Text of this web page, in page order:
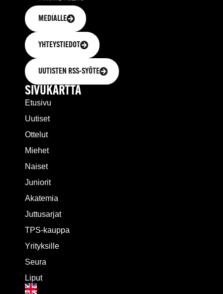
MEDIALLE
YHTEYSTIEDOT
UUTISTEN RSS-SYÖTE
SIVUKARTTA
Etusivu
Uutiset
Ottelut
Miehet
Naiset
Juniorit
Akatemia
Juttusarjat
TPS-kauppa
Yrityksille
Seura
Liput